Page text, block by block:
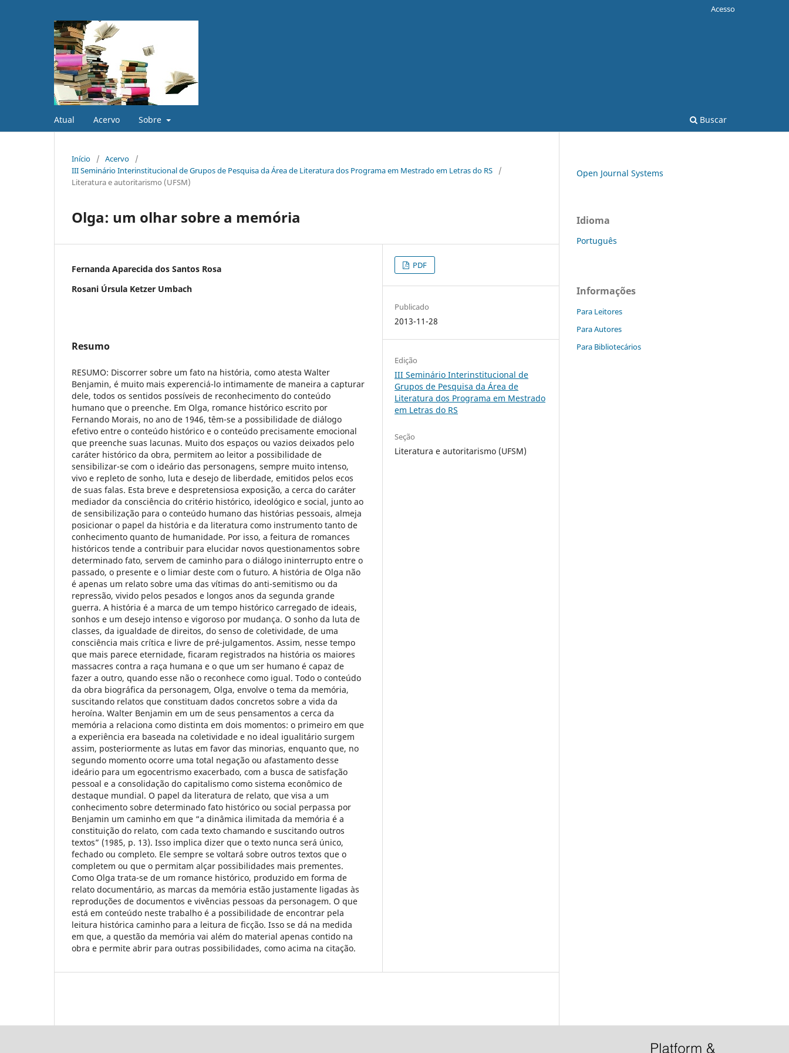
Atual Acervo Sobre Buscar
Acesso
Início / Acervo
/
III Seminário Interinstitucional de Grupos de Pesquisa da Área de Literatura dos Programa em Mestrado em Letras do RS
/
Literatura e autoritarismo (UFSM)
Olga: um olhar sobre a memória
Fernanda Aparecida dos Santos Rosa
Rosani Úrsula Ketzer Umbach
Resumo
RESUMO: Discorrer sobre um fato na história, como atesta Walter
Benjamin, é muito mais experenciá-lo intimamente de maneira a capturar
dele, todos os sentidos possíveis de reconhecimento do conteúdo
humano que o preenche. Em Olga, romance histórico escrito por
Fernando Morais, no ano de 1946, têm-se a possibilidade de diálogo
efetivo entre o conteúdo histórico e o conteúdo precisamente emocional
que preenche suas lacunas. Muito dos espaços ou vazios deixados pelo
caráter histórico da obra, permitem ao leitor a possibilidade de
sensibilizar-se com o ideário das personagens, sempre muito intenso,
vivo e repleto de sonho, luta e desejo de liberdade, emitidos pelos ecos
de suas falas. Esta breve e despretensiosa exposição, a cerca do caráter
mediador da consciência do critério histórico, ideológico e social, junto ao
de sensibilização para o conteúdo humano das histórias pessoais, almeja
posicionar o papel da história e da literatura como instrumento tanto de
conhecimento quanto de humanidade. Por isso, a feitura de romances
históricos tende a contribuir para elucidar novos questionamentos sobre
determinado fato, servem de caminho para o diálogo ininterrupto entre o
passado, o presente e o limiar deste com o futuro. A história de Olga não
é apenas um relato sobre uma das vítimas do anti-semitismo ou da
repressão, vivido pelos pesados e longos anos da segunda grande
guerra. A história é a marca de um tempo histórico carregado de ideais,
sonhos e um desejo intenso e vigoroso por mudança. O sonho da luta de
classes, da igualdade de direitos, do senso de coletividade, de uma
consciência mais crítica e livre de pré-julgamentos. Assim, nesse tempo
que mais parece eternidade, ficaram registrados na história os maiores
massacres contra a raça humana e o que um ser humano é capaz de
fazer a outro, quando esse não o reconhece como igual. Todo o conteúdo
da obra biográfica da personagem, Olga, envolve o tema da memória,
suscitando relatos que constituam dados concretos sobre a vida da
heroína. Walter Benjamin em um de seus pensamentos a cerca da
memória a relaciona como distinta em dois momentos: o primeiro em que
a experiência era baseada na coletividade e no ideal igualitário surgem
assim, posteriormente as lutas em favor das minorias, enquanto que, no
segundo momento ocorre uma total negação ou afastamento desse
ideário para um egocentrismo exacerbado, com a busca de satisfação
pessoal e a consolidação do capitalismo como sistema econômico de
destaque mundial. O papel da literatura de relato, que visa a um
conhecimento sobre determinado fato histórico ou social perpassa por
Benjamin um caminho em que “a dinâmica ilimitada da memória é a
constituição do relato, com cada texto chamando e suscitando outros
textos” (1985, p. 13). Isso implica dizer que o texto nunca será único,
fechado ou completo. Ele sempre se voltará sobre outros textos que o
completem ou que o permitam alçar possibilidades mais prementes.
Como Olga trata-se de um romance histórico, produzido em forma de
relato documentário, as marcas da memória estão justamente ligadas às
reproduções de documentos e vivências pessoas da personagem. O que
está em conteúdo neste trabalho é a possibilidade de encontrar pela
leitura histórica caminho para a leitura de ficção. Isso se dá na medida
em que, a questão da memória vai além do material apenas contido na
obra e permite abrir para outras possibilidades, como acima na citação.
PDF
Publicado
2013-11-28
Edição
III Seminário Interinstitucional de
Grupos de Pesquisa da Área de
Literatura dos Programa em Mestrado
em Letras do RS
Seção
Literatura e autoritarismo (UFSM)
Open Journal Systems
Idioma
Português
Informações
Para Leitores
Para Autores
Para Bibliotecários